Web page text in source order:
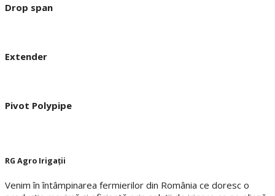
Drop span
Extender
Pivot Polypipe
RG Agro Irigaţii
Venim în întâmpinarea fermierilor din România ce doresc o